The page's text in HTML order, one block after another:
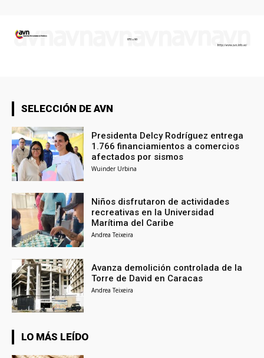
SELECCIÓN DE AVN
Presidenta Delcy Rodríguez entrega
1.766 financiamientos a comercios
afectados por sismos
Wuinder Urbina
Niños disfrutaron de actividades
recreativas en la Universidad
Marítima del Caribe
Andrea Teixeira
Avanza demolición controlada de la
Torre de David en Caracas
Andrea Teixeira
LO MÁS LEÍDO